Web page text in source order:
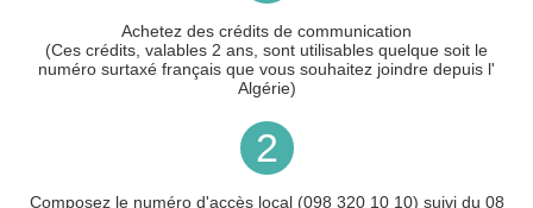
Achetez des crédits de communication
(Ces crédits, valables 2 ans, sont utilisables quelque soit le
numéro surtaxé français que vous souhaitez joindre depuis l'
Algérie)
2
Composez le numéro d'accès local (098 320 10 10) suivi du 08